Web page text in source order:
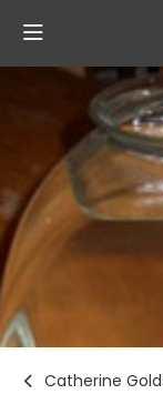
Catherine